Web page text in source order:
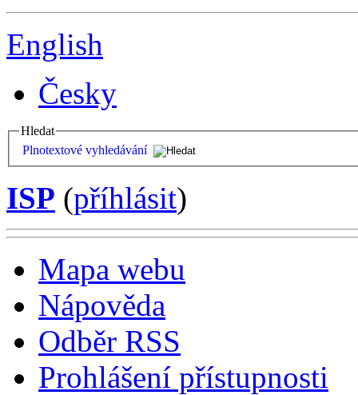
English
Česky
Hledat
Plnotextové vyhledávání
ISP (příhlásit)
Mapa webu
Nápověda
Odběr RSS
Prohlášení přístupnosti